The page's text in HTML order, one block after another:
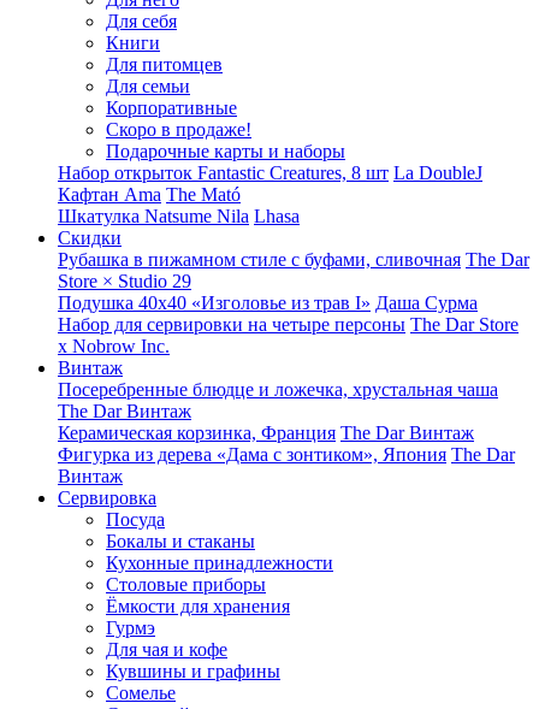
Для себя
Книги
Для питомцев
Для семьи
Корпоративные
Скоро в продаже!
Подарочные карты и наборы
Набор открыток Fantastic Creatures, 8 шт La DoubleJ
Кафтан Ama The Mató
Шкатулка Natsume Nila Lhasa
Скидки
Рубашка в пижамном стиле с буфами, сливочная The Dar
Store × Studio 29
Подушка 40x40 «Изголовье из трав I» Даша Сурма
Набор для сервировки на четыре персоны The Dar Store
х Nobrow Inc.
Винтаж
Посеребренные блюдце и ложечка, хрустальная чаша
The Dar Винтаж
Керамическая корзинка, Франция The Dar Винтаж
Фигурка из дерева «Дама с зонтиком», Япония The Dar
Винтаж
Сервировка
Посуда
Бокалы и стаканы
Кухонные принадлежности
Столовые приборы
Ëмкости для хранения
Гурмэ
Для чая и кофе
Кувшины и графины
Сомелье